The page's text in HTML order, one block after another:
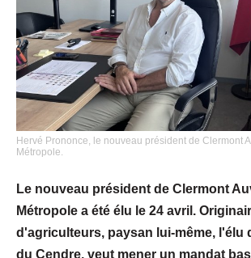
Hervé Prononce, le nouveau président de Clermont
Métropole.
Le nouveau président de Clermont
Métropole a été élu le 24 avril.
d'agriculteurs, paysan lui-même, l'élu
du Cendre, veut mener un mandat